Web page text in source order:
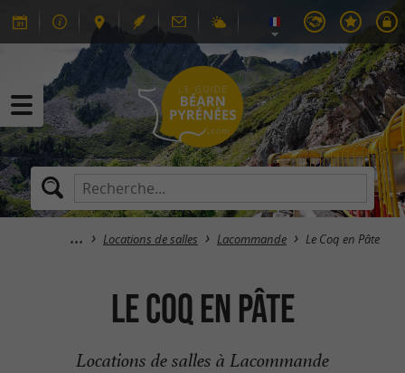
Locations de salles Lacommande Le Coq en Pâte
Le Coq en Pâte
Locations de salles à Lacommande